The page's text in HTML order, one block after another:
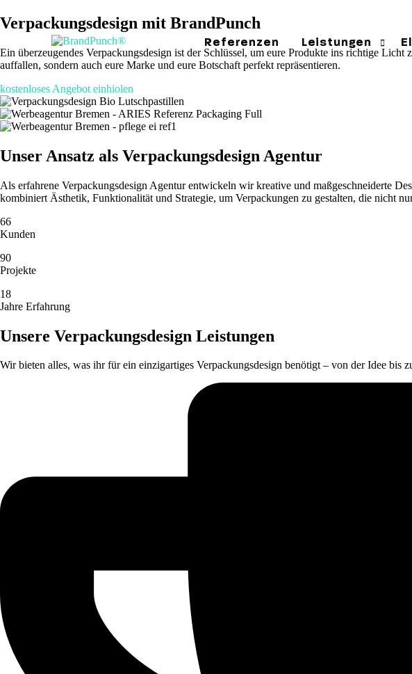
Referenzen Leistungen
Filmproduktion
Verpackungsdesign mit BrandPunch
Ein überzeugendes Verpackungsdesign ist der Schlüssel, um eure Produkte ins richtige
auffallen, sondern auch eure Marke und eure Botschaft perfekt repräsentieren.
kostenloses Angebot einhiolen
Unser Ansatz als Verpackungsdesign Agentur
Als erfahrene Verpackungsdesign Agentur entwickeln wir kreative und maßgeschneiderte
kombiniert Ästhetik, Funktionalität und Strategie, um Verpackungen zu gestalten, die nicht
66
Kunden
90
Projekte
18
Jahre Erfahrung
Unsere Verpackungsdesign Leistungen
Wir bieten alles, was ihr für ein einzigartiges Verpackungsdesign benötigt – von der Idee bis